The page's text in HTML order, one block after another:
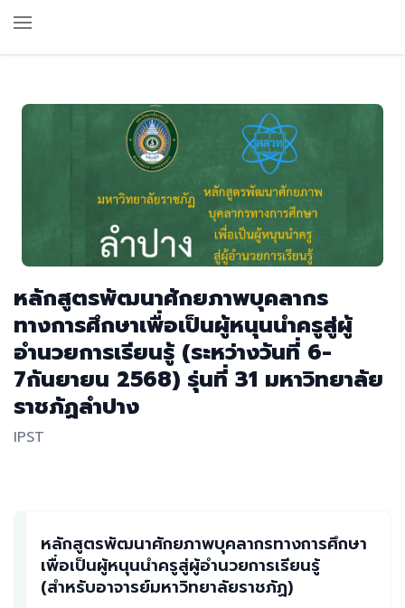
หลักสูตรพัฒนาศักยภาพบุคลากร
ทางการศึกษาเพื่อเป็นผู้หนุนนำครูสู่ผู้
อำนวยการเรียนรู้ (ระหว่างวันที่ 6-
7กันยายน 2568) รุ่นที่ 31 มหาวิทยาลัย
ราชภัฏลำปาง
IPST
หลักสูตรพัฒนาศักยภาพบุคลากรทางการศึกษา
เพื่อเป็นผู้หนุนนำครูสู่ผู้อำนวยการเรียนรู้
(สำหรับอาจารย์มหาวิทยาลัยราชภัฏ)